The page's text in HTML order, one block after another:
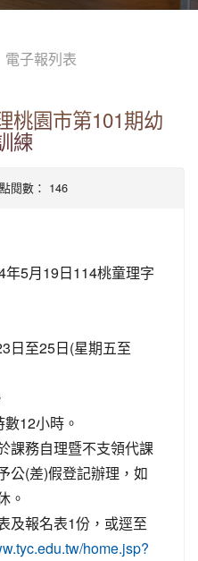
電子報列表
桃園市第101期幼
練
閱數： 146
5月19日114桃童理字
日至25日(星期五至
12小時。
課務自理暨不支領代課
公(差)假登記辦理，如
。
及報名表1份，或逕至
home.jsp?